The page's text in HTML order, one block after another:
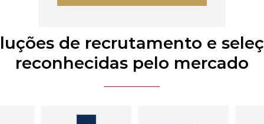
de recrutamento e
reconhecidas pelo mercado